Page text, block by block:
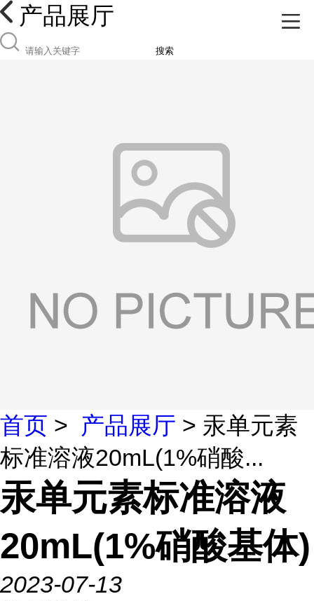
产品展厅
搜索
首页 > 产品展厅 > 汞单元素
标准溶液20mL(1%硝酸...
汞单元素标准溶液
20mL(1%硝酸基体)
2023-07-13